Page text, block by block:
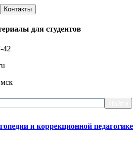
Контакты
для студентов
42
и коррекционной педагогике